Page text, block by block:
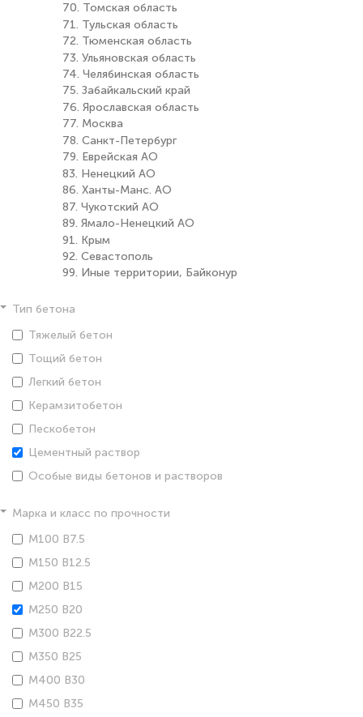
70. Томская область
71. Тульская область
72. Тюменская область
73. Ульяновская область
74. Челябинская область
75. Забайкальский край
76. Ярославская область
77. Москва
78. Санкт-Петербург
79. Еврейская АО
83. Ненецкий АО
86. Ханты-Манс. АО
87. Чукотский АО
89. Ямало-Ненецкий АО
91. Крым
92. Севастополь
99. Иные территории, Байконур
Тип бетона
Тяжелый бетон
Тощий бетон
Легкий бетон
Керамзитобетон
Пескобетон
Цементный раствор
Особые виды бетонов и растворов
Марка и класс по прочности
М100 В7.5
М150 В12.5
М200 В15
М250 В20
М300 В22.5
М350 В25
М400 В30
М450 В35